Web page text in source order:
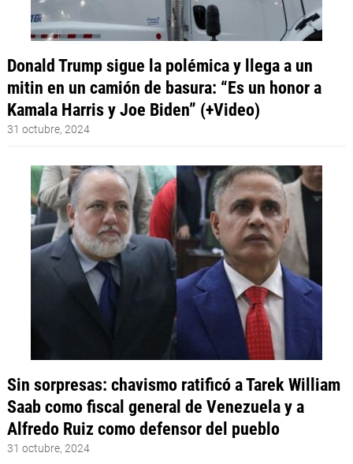
Donald Trump sigue la polémica y llega a un
mitin en un camión de basura: “Es un honor a
Kamala Harris y Joe Biden” (+Video)
31 octubre, 2024
Sin sorpresas: chavismo ratificó a Tarek William
Saab como fiscal general de Venezuela y a
Alfredo Ruiz como defensor del pueblo
31 octubre, 2024